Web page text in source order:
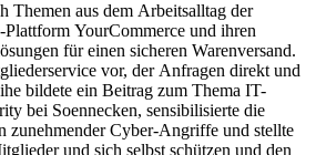
Themen aus dem Arbeitsalltag der
YourCommerce und ihren
für einen sicheren Warenversand.
vor, der Anfragen direkt und
bildete ein Beitrag zum Thema IT-
bei Soennecken, sensibilisierte die
zunehmender Cyber-Angriffe und stellte
und sich selbst schützen und den